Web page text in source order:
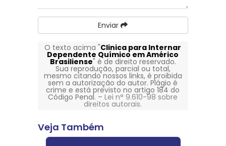
Enviar
O texto acima "Clinica para Internar
Dependente Químico em Américo
Brasiliense" é de direito reservado.
Sua reprodução, parcial ou total,
mesmo citando nossos links, é proibida
sem a autorização do autor. Plágio é
crime e está previsto no artigo 184 do
Código Penal. –Lei n° 9.610-98 sobre
direitos autorais.
Veja Também